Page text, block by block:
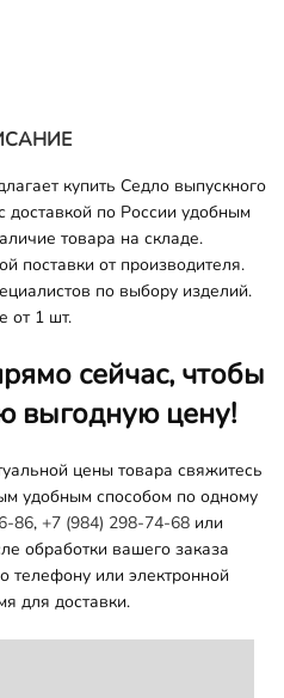
купить Седло выпускного
доставкой по России удобным
товара на складе.
поставки от производителя.
по выбору изделий.
от 1 шт.
сейчас, чтобы
выгодную цену!
цены товара свяжитесь
удобным способом по одному
86, +7 (984) 298-74-68 или
обработки вашего заказа
телефону или электронной
для доставки.